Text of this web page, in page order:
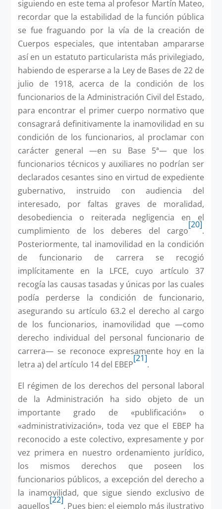
siguiendo en este tema al profesor Martín Mateo,
recordar que la estabilidad de la función pública
se fue fraguando por la vía de la creación de
Cuerpos especiales, que intentaban ampararse
así en un estatuto particularista más privilegiado,
habiendo de esperarse a la Ley de Bases de 22 de
julio de 1918, acerca de la condición de los
funcionarios de la Administración Civil del Estado,
para encontrar el primer cuerpo normativo que
consagrará definitivamente la inamovilidad en su
condición de los funcionarios, al proclamar con
carácter general —en su Base 5ª— que los
funcionarios técnicos y auxiliares no podrían ser
declarados cesantes sino en virtud de expediente
gubernativo, instruido con audiencia del
interesado, por faltas graves de moralidad,
desobediencia o reiterada negligencia en el
cumplimiento de los deberes del cargo
[20]
.
Posteriormente, tal inamovilidad en la condición
de funcionario de carrera se recogió
implícitamente en la LFCE, cuyo artículo 37
recogía las causas tasadas y únicas por las cuales
podía perderse la condición de funcionario,
asegurando su artículo 63.2 el derecho al cargo
de los funcionarios, inamovilidad que —como
derecho individual del personal funcionario de
carrera— se reconoce expresamente hoy en la
letra a) del artículo 14 del EBEP
[21]
.
El régimen de los derechos del personal laboral
de la Administración ha sido objeto de un
importante grado de «publificación» o
«administrativización», toda vez que el EBEP ha
reconocido a este colectivo, expresamente y por
vez primera en nues­tro ordenamiento jurídico,
los mismos derechos que poseen los
funcionarios públicos, a excepción del derecho a
la inamovilidad, que sigue siendo exclusivo de
aquellos
[22]
. Pues bien: el ejemplo más ilustrativo